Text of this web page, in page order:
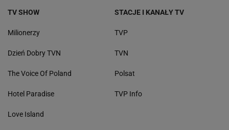
TV SHOW
Milionerzy
Dzień Dobry TVN
The Voice Of Poland
Hotel Paradise
Love Island
STACJE I KANAŁY TV
TVP
TVN
Polsat
TVP Info